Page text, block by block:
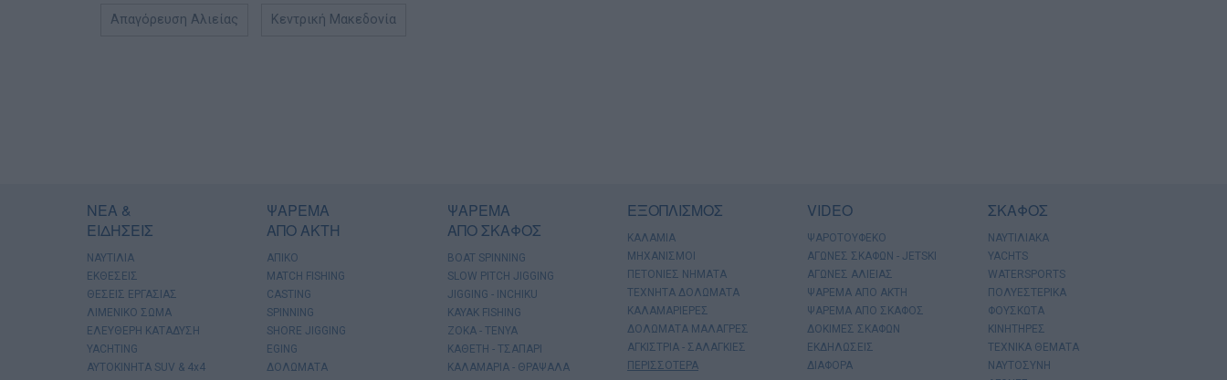
Απαγόρευση Αλιείας Κεντρική Μακεδονία
ΝΕΑ &
ΕΙΔΗΣΕΙΣ
ΝΑΥΤΙΛΙΑ
ΕΚΘΕΣΕΙΣ
ΘΕΣΕΙΣ ΕΡΓΑΣΙΑΣ
ΛΙΜΕΝΙΚΟ ΣΩΜΑ
ΕΛΕΥΘΕΡΗ ΚΑΤΑΔΥΣΗ
YACHTING
AYTOKINHTA SUV & 4x4
ΨΑΡΕΜΑ
ΑΠΟ ΑΚΤΗ
ΑΠΙΚΟ
MATCH FISHING
CASTING
SPINNING
SHORE JIGGING
EGING
ΔΟΛΩΜΑΤΑ
ΨΑΡΕΜΑ
ΑΠΟ ΣΚΑΦΟΣ
BOAT SPINNING
SLOW PITCH JIGGING
JIGGING - INCHIKU
KAYAK FISHING
ΖΟΚΑ - ΤΕΝΥΑ
ΚΑΘΕΤΗ - ΤΣΑΠΑΡΙ
ΚΑΛΑΜΑΡΙΑ - ΘΡΑΨΑΛΑ
ΕΞΟΠΛΙΣΜΟΣ
ΚΑΛΑΜΙΑ
ΜΗΧΑΝΙΣΜΟΙ
ΠΕΤΟΝΙΕΣ ΝΗΜΑΤΑ
ΤΕΧΝΗΤΑ ΔΟΛΩΜΑΤΑ
ΚΑΛΑΜΑΡΙΕΡΕΣ
ΔΟΛΩΜΑΤΑ ΜΑΛΑΓΡΕΣ
ΑΓΚΙΣΤΡΙΑ - ΣΑΛΑΓΚΙΕΣ
ΠΕΡΙΣΣΟΤΕΡΑ
VIDEO
ΨΑΡΟΤΟΥΦΕΚΟ
ΑΓΩΝΕΣ ΣΚΑΦΩΝ - JETSKI
ΑΓΩΝΕΣ ΑΛΙΕΙΑΣ
ΨΑΡΕΜΑ ΑΠΟ ΑΚΤΗ
ΨΑΡΕΜΑ ΑΠΟ ΣΚΑΦΟΣ
ΔΟΚΙΜΕΣ ΣΚΑΦΩΝ
ΕΚΔΗΛΩΣΕΙΣ
ΔΙΑΦΟΡΑ
ΣΚΑΦΟΣ
ΝΑΥΤΙΛΙΑΚΑ
YACHTS
WATERSPORTS
ΠΟΛΥΕΣΤΕΡΙΚΑ
ΦΟΥΣΚΩΤΑ
ΚΙΝΗΤΗΡΕΣ
ΤΕΧΝΙΚΑ ΘΕΜΑΤΑ
ΝΑΥΤΟΣΥΝΗ